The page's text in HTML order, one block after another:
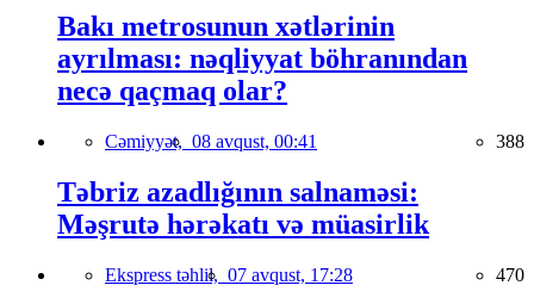
Bakı metrosunun xətlərinin
ayrılması: nəqliyyat böhranından
necə qaçmaq olar?
Cəmiyyət, 08 avqust, 00:41 388
Təbriz azadlığının salnaməsi:
Məşrutə hərəkatı və müasirlik
Ekspress təhlil, 07 avqust, 17:28 470